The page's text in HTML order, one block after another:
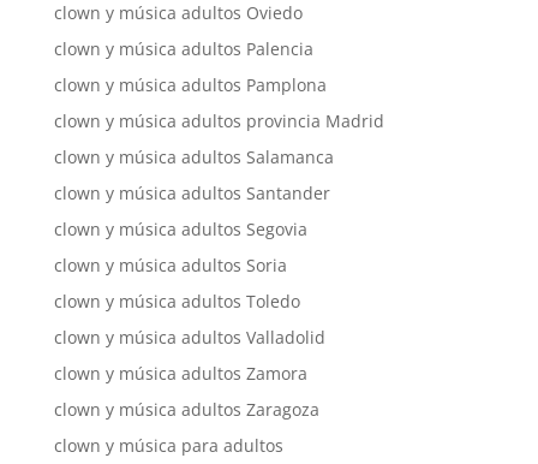
clown y música adultos Oviedo
clown y música adultos Palencia
clown y música adultos Pamplona
clown y música adultos provincia Madrid
clown y música adultos Salamanca
clown y música adultos Santander
clown y música adultos Segovia
clown y música adultos Soria
clown y música adultos Toledo
clown y música adultos Valladolid
clown y música adultos Zamora
clown y música adultos Zaragoza
clown y música para adultos